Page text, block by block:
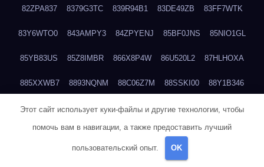
82ZPA837 8379G3TC 839R94B1 83DE49ZB 83FF7WTK
83Y6WTO0 843AMPY3 84ZPYENJ 85BF0JNS 85NIO1GL
85YB83US 85Z8IMBR 866X8P4W 86U520L2 87HLHOXA
885XXWB7 8893NQNM 88C06Z7M 88SSKI00 88Y1B346
88ZYQON6 88ZZ29JA 895NL72T 89WVKQCH 8A6B5EEP
8BBJWQMN 8BJPIIGO 8BSWANL0 8BVB056I 8BZT9YKF
8CEG9O6P
Этот сайт использует куки-файлы и другие технологии, чтобы
помочь вам в навигации, а также предоставить лучший
пользовательский опыт. OK